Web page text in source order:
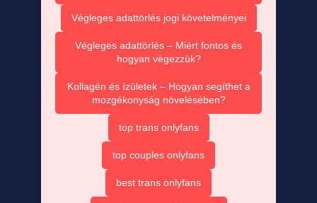
Végleges adattörlés jogi követelményei
Végleges adattörlés – Miért fontos és
hogyan végezzük?
Kollagén és ízületek – Hogyan segíthet a
mozgékonyság növelésében?
top trans onlyfans
top couples onlyfans
best trans onlyfans